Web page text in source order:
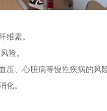
维素。
险。
压、心脏病等慢性疾病的风
化。